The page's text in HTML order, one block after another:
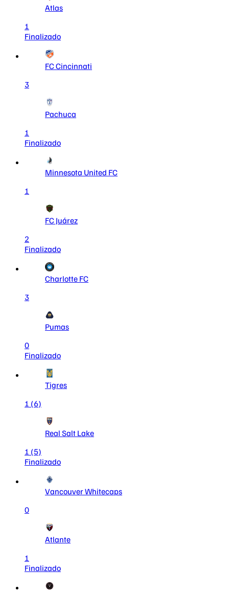
Atlas
1
Finalizado
FC Cincinnati
3
Pachuca
1
Finalizado
Minnesota United FC
1
FC Juárez
2
Finalizado
Charlotte FC
3
Pumas
0
Finalizado
Tigres
1 (6)
Real Salt Lake
1 (5)
Finalizado
Vancouver Whitecaps
0
Atlante
1
Finalizado